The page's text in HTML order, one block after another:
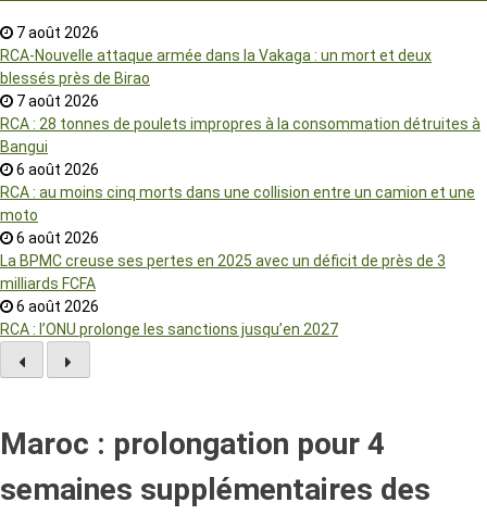
7 août 2026
RCA-Nouvelle attaque armée dans la Vakaga : un mort et deux
blessés près de Birao
7 août 2026
RCA : 28 tonnes de poulets impropres à la consommation détruites à
Bangui
6 août 2026
RCA : au moins cinq morts dans une collision entre un camion et une
moto
6 août 2026
La BPMC creuse ses pertes en 2025 avec un déficit de près de 3
milliards FCFA
6 août 2026
RCA : l’ONU prolonge les sanctions jusqu’en 2027
Maroc : prolongation pour 4
semaines supplémentaires des